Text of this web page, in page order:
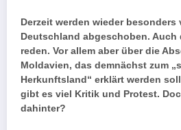
Derzeit werden wieder besonders
Deutschland abgeschoben.
reden. Vor allem aber über die
Moldavien, das demnächst zum
Herkunftsland“ erklärt werden
gibt es viel Kritik und Protest.
dahinter?